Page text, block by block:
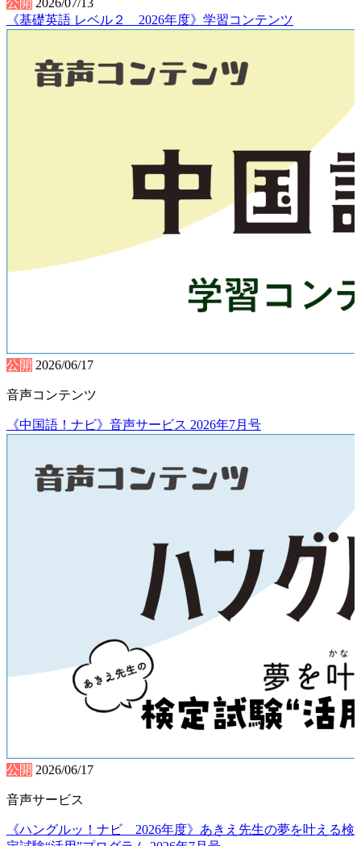
公開 2026/07/13
《基礎英語 レベル２ 2026年度》学習コンテンツ
公開 2026/06/17
音声コンテンツ
《中国語！ナビ》音声サービス 2026年7月号
公開 2026/06/17
音声サービス
《ハングルッ！ナビ 2026年度》あきえ先生の夢を叶える検